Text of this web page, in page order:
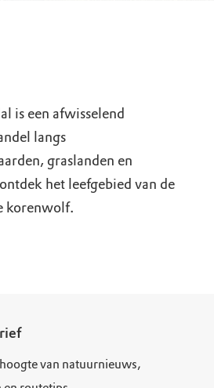
is een afwisselend
langs
graslanden en
het leefgebied van de
korenwolf.
van natuurnieuws,